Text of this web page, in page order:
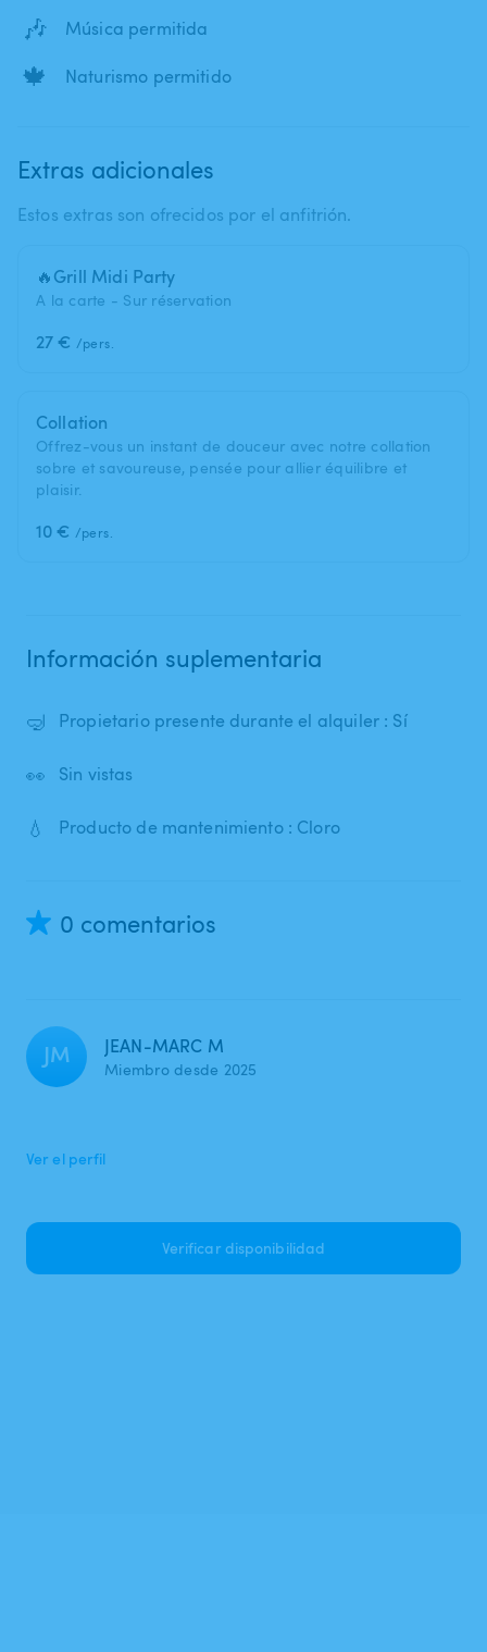
🎶 Música permitida
🍁 Naturismo permitido
Extras adicionales
Estos extras son ofrecidos por el anfitrión.
🔥Grill Midi Party
A la carte - Sur réservation
27 € /pers.
Collation
Offrez-vous un instant de douceur avec notre collation
sobre et savoureuse, pensée pour allier équilibre et
plaisir.
10 € /pers.
Información suplementaria
🤿 Propietario presente durante el alquiler : Sí
👀 Sin vistas
💧 Producto de mantenimiento : Cloro
0 comentarios
JM JEAN-MARC M
Miembro desde 2025
Ver el perfil
Verificar disponibilidad